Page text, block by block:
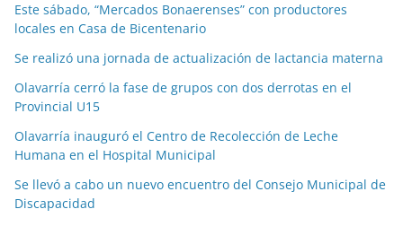
Este sábado, “Mercados Bonaerenses” con productores
locales en Casa de Bicentenario
Se realizó una jornada de actualización de lactancia materna
Olavarría cerró la fase de grupos con dos derrotas en el
Provincial U15
Olavarría inauguró el Centro de Recolección de Leche
Humana en el Hospital Municipal
Se llevó a cabo un nuevo encuentro del Consejo Municipal de
Discapacidad